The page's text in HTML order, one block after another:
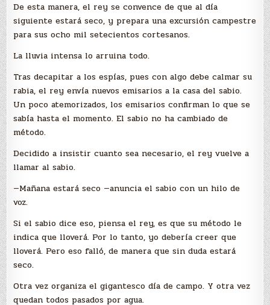
De esta manera, el rey se convence de que al día
siguiente estará seco, y prepara una excursión campestre
para sus ocho mil setecientos cortesanos.
La lluvia intensa lo arruina todo.
Tras decapitar a los espías, pues con algo debe calmar su
rabia, el rey envía nuevos emisarios a la casa del sabio.
Un poco atemorizados, los emisarios confirman lo que se
sabía hasta el momento. El sabio no ha cambiado de
método.
Decidido a insistir cuanto sea necesario, el rey vuelve a
llamar al sabio.
—Mañana estará seco —anuncia el sabio con un hilo de
voz.
Si el sabio dice eso, piensa el rey, es que su método le
indica que lloverá. Por lo tanto, yo debería creer que
lloverá. Pero eso falló, de manera que sin duda estará
seco.
Otra vez organiza el gigantesco día de campo. Y otra vez
quedan todos pasados por agua.